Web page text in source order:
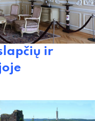
ir